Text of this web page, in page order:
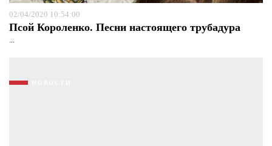
02/04/2020 10:54:00
Псой Короленко. Песни настоящего трубадура
...